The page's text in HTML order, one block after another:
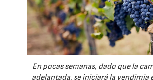
En pocas semanas, dado que la
adelantada, se iniciará la vendimia